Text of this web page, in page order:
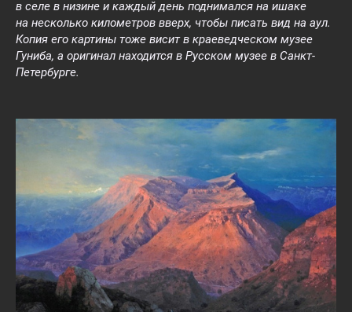
в селе в низине и каждый день поднимался на ишаке
на несколько километров вверх, чтобы писать вид на аул.
Копия его картины тоже висит в краеведческом музее
Гуниба, а оригинал находится в Русском музее в Санкт-
Петербурге.